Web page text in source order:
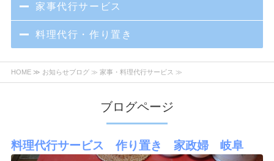
家事代行サービス
料理代行・作り置き
HOME≫ お知らせブログ≫ 家事・料理代行サービス ≫
ブログページ
料理代行サービス 作り置き 家政婦 岐阜